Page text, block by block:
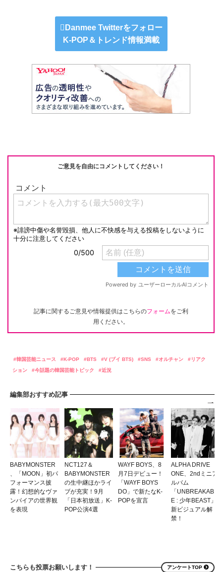
e C
h
at
c
e
b
o
o
k
e
n
a
ail
n
Danmee Twitterをフォロー
K-POP＆トレンド情報満載
ご意見を自由にコメントしてください！
記事に関するご意見や情報提供はこちらのフォームをご利
用ください。
韓国芸能ニュース K-POP BTS V (ブイ BTS) SNS オルチャン
リアク
ション
今話題の韓国芸能トピック 近況
編集部おすすめ記事
BABYMONSTER
、「MOON」初パ
フォーマンス披
露！幻想的なヴァ
ンパイアの世界観
を表現
NCT127＆
BABYMONSTER
の生中継ほかライ
ブが充実！9月
「日本初放送」K-
POP公演4選
WAYF BOYS、8
月7日デビュー！
「WAYF BOYS
DO」で新たなK-
POPを宣言
ALPHA DRIVE
ONE、2ndミニア
ルバム
「UNBREAKABL
E : 少年BEAST」
新ビジュアル解
禁！
こちらも投票お願いします！ アンケートTOP